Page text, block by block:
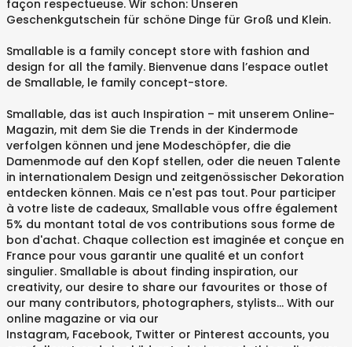
façon respectueuse. Wir schon: Unseren
Geschenkgutschein für schöne Dinge für Groß und Klein.
Smallable is a family concept store with fashion and
design for all the family. Bienvenue dans l’espace outlet
de Smallable, le family concept-store.
Smallable, das ist auch Inspiration – mit unserem Online-
Magazin, mit dem Sie die Trends in der Kindermode
verfolgen können und jene Modeschöpfer, die die
Damenmode auf den Kopf stellen, oder die neuen Talente
in internationalem Design und zeitgenössischer Dekoration
entdecken können. Mais ce n'est pas tout. Pour participer
à votre liste de cadeaux, Smallable vous offre également
5% du montant total de vos contributions sous forme de
bon d'achat. Chaque collection est imaginée et conçue en
France pour vous garantir une qualité et un confort
singulier. Smallable is about finding inspiration, our
creativity, our desire to share our favourites or those of
our many contributors, photographers, stylists... With our
online magazine or via our
Instagram, Facebook, Twitter or Pinterest accounts, you